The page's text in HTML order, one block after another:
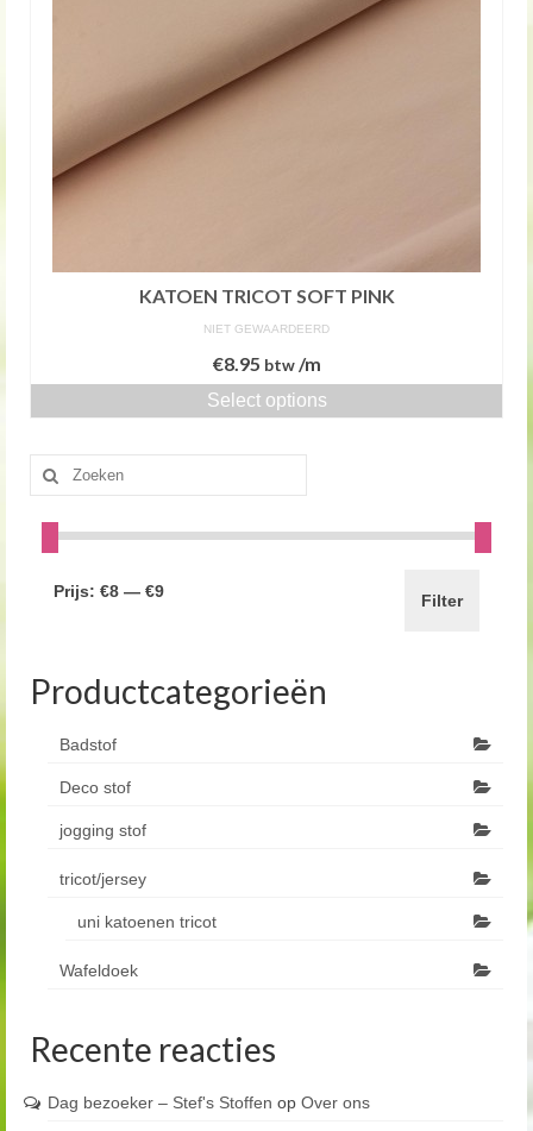
KATOEN TRICOT SOFT PINK
NIET GEWAARDEERD
€8.95 btw/m
Select options
Zoeken
naar:
Filter
Prijs: €8 — €9
Productcategorieën
Badstof
Deco stof
jogging stof
tricot/jersey
uni katoenen tricot
Wafeldoek
Recente reacties
Dag bezoeker – Stef's Stoffen op Over ons